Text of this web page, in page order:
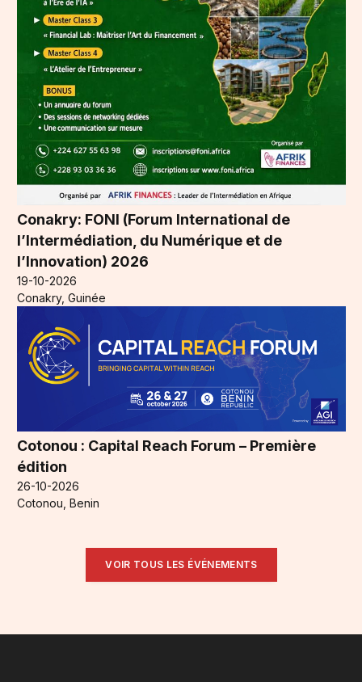
Conakry: FONI (Forum International de
l’Intermédiation, du Numérique et de
l’Innovation) 2026
19-10-2026
Conakry, Guinée
Cotonou : Capital Reach Forum – Première
édition
26-10-2026
Cotonou, Benin
VOIR TOUS LES ÉVÉNEMENTS